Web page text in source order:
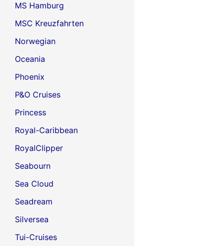
MS Hamburg
MSC Kreuzfahrten
Norwegian
Oceania
Phoenix
P&O Cruises
Princess
Royal-Caribbean
RoyalClipper
Seabourn
Sea Cloud
Seadream
Silversea
Tui-Cruises